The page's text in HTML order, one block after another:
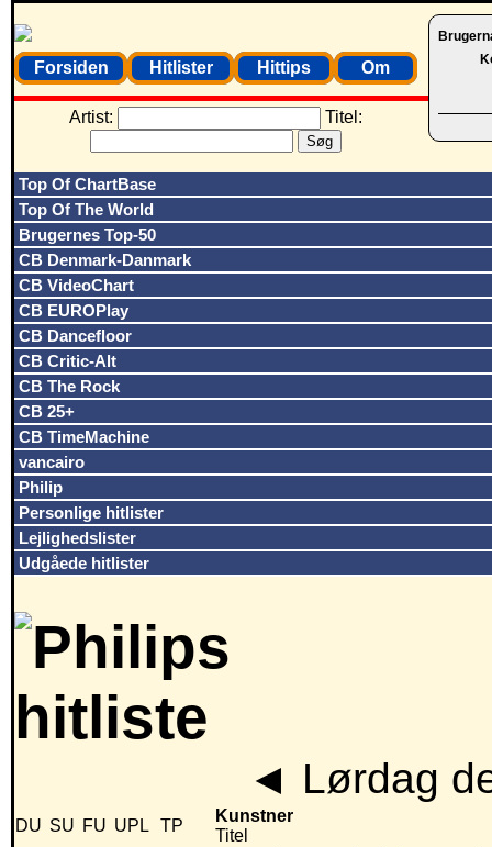
Forsiden Hitlister Hittips Om
Artist: Titel:
Top Of ChartBase
Top Of The World
Brugernes Top-50
CB Denmark-Danmark
CB VideoChart
CB EUROPlay
CB Dancefloor
CB Critic-Alt
CB The Rock
CB 25+
CB TimeMachine
vancairo
Philip
Personlige hitlister
Lejlighedslister
Udgåede hitlister
◄ Lørdag
DU SU FU UPL TP
Kunstner
Titel